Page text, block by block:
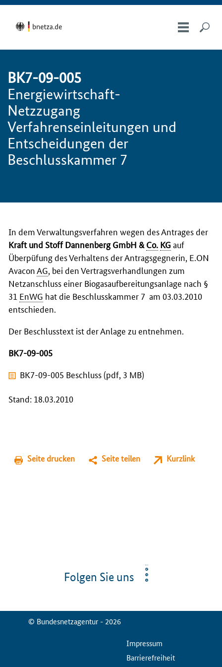
BK7-09-005
Energiewirtschaft-
Netzzugang
Verfahrenseinleitungen und
Entscheidungen der
Beschlusskammer 7
In dem Verwaltungsverfahren wegen des Antrages der
Kraft und Stoff Dannenberg GmbH & Co. KG auf
Überpüfung des Verhaltens der Antragsgegnerin, E.ON
AvaconAG, bei den Vertragsverhandlungen zum
Netzanschluss einer Biogasaufbereitungsanlage nach §
31 EnWG hat die Beschlusskammer 7 am 03.03.2010
entschieden.
Der Beschlusstext ist der Anlage zu entnehmen.
BK7-09-005
BK7-09-005 Beschluss (pdf, 3 MB)
Stand: 18.03.2010
Seite drucken Seite teilen Kurzlink
Folgen Sie uns
© Bundesnetzagentur - 2026
ServiceMenuImpressum
Barrierefreiheit